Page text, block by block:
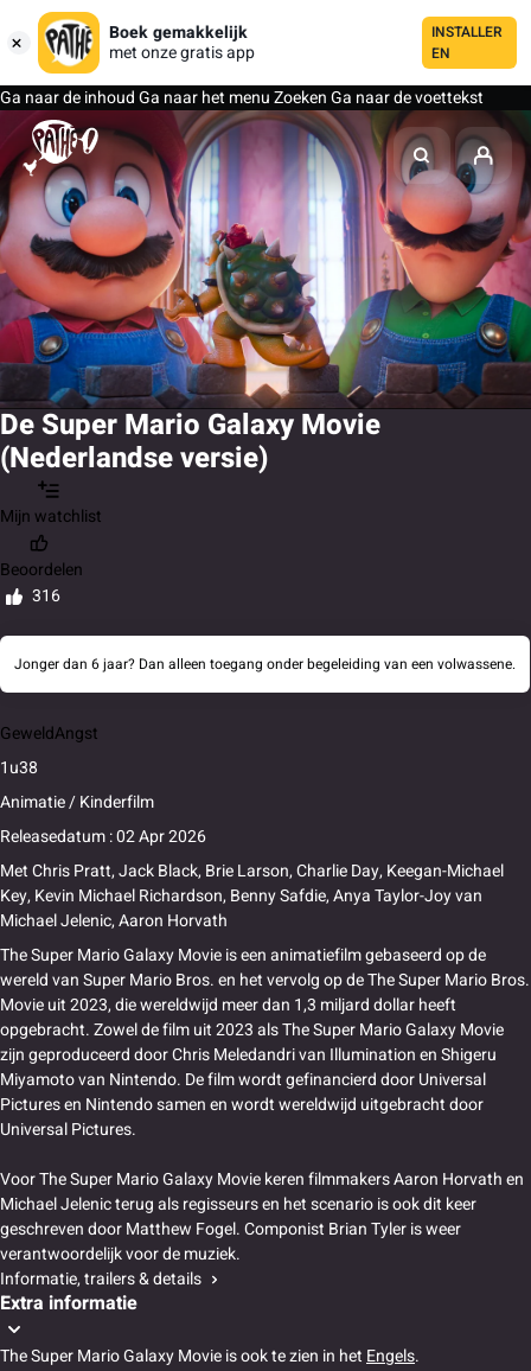
Boek gemakkelijk
met onze gratis app
INSTALLER
EN
Ga naar de inhoudGa naar het menuZoekenGa naar de voettekst
De Super Mario Galaxy Movie
(Nederlandse versie)
Mijn watchlist
Beoordelen
316
Jonger dan 6 jaar? Dan alleen toegang onder begeleiding van een volwassene.
GeweldAngst
1u38
Animatie / Kinderfilm
Releasedatum : 02 Apr 2026
MetChris Pratt,Jack Black, Brie Larson,Charlie Day, Keegan-Michael
Key, Kevin Michael Richardson, Benny Safdie,Anya Taylor-Joyvan
Michael Jelenic,Aaron Horvath
The Super Mario Galaxy Movie is een animatiefilm gebaseerd op de
wereld van Super Mario Bros. en het vervolg op de The Super Mario Bros.
Movie uit 2023, die wereldwijd meer dan 1,3 miljard dollar heeft
opgebracht. Zowel de film uit 2023 als The Super Mario Galaxy Movie
zijn geproduceerd door Chris Meledandri van Illumination en Shigeru
Miyamoto van Nintendo. De film wordt gefinancierd door Universal
Pictures en Nintendo samen en wordt wereldwijd uitgebracht door
Universal Pictures.
Voor The Super Mario Galaxy Movie keren filmmakers Aaron Horvath en
Michael Jelenic terug als regisseurs en het scenario is ook dit keer
geschreven door Matthew Fogel. Componist Brian Tyler is weer
verantwoordelijk voor de muziek.
Informatie, trailers & details
Extra informatie
The Super Mario Galaxy Movie is ook te zien in hetEngels.